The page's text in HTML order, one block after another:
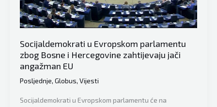
njegove
saradnike
Socijaldemokrati u Evropskom parlamentu
zbog Bosne i Hercegovine zahtijevaju jači
angažman EU
Posljednje, Globus, Vijesti
Socijaldemokrati u Evropskom parlamentu će na